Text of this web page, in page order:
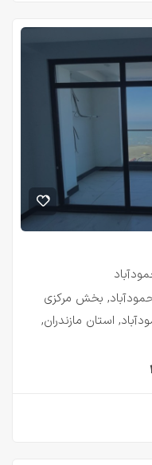
بخش مرکزی
استان مازندران,